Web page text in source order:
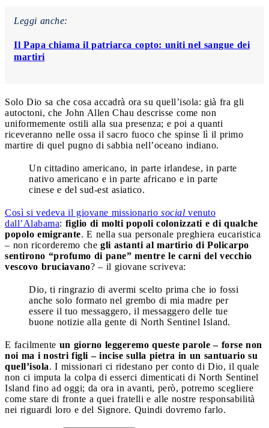
Leggi anche:
Il Papa chiama il patriarca copto: uniti nel sangue dei
martiri
Solo Dio sa che cosa accadrà ora su quell’isola: già fra gli
autoctoni, che John Allen Chau descrisse come non
uniformemente ostili alla sua presenza; e poi a quanti
riceveranno nelle ossa il sacro fuoco che spinse lì il primo
martire di quel pugno di sabbia nell’oceano indiano.
Un cittadino americano, in parte irlandese, in parte
nativo americano e in parte africano e in parte
cinese e del sud-est asiatico.
Così si vedeva il giovane missionario social venuto
dall’Alabama: figlio di molti popoli colonizzati e di qualche
popolo emigrante. E nella sua personale preghiera eucaristica
– non ricorderemo che gli astanti al martirio di Policarpo
sentirono “profumo di pane” mentre le carni del vecchio
vescovo bruciavano? – il giovane scriveva:
Dio, ti ringrazio di avermi scelto prima che io fossi
anche solo formato nel grembo di mia madre per
essere il tuo messaggero, il messaggero delle tue
buone notizie alla gente di North Sentinel Island.
E facilmente un giorno leggeremo queste parole – forse non
noi ma i nostri figli – incise sulla pietra in un santuario su
quell’isola. I missionari ci ridestano per conto di Dio, il quale
non ci imputa la colpa di esserci dimenticati di North Sentinel
Island fino ad oggi; da ora in avanti, però, potremo scegliere
come stare di fronte a quei fratelli e alle nostre responsabilità
nei riguardi loro e del Signore. Quindi dovremo farlo.